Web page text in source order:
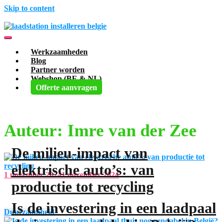
Skip to content
Toggle mobile menu
Werkzaamheden
Blog
Partner worden
Webshop (BE & NL)
Offerte aanvragen
Auteur: Imre van der Zee
1 november 20241 november 2024
De milieu-impact van
elektrische auto’s: van
productie tot recycling
Duurzaamheid
Is de investering in een laadpaal